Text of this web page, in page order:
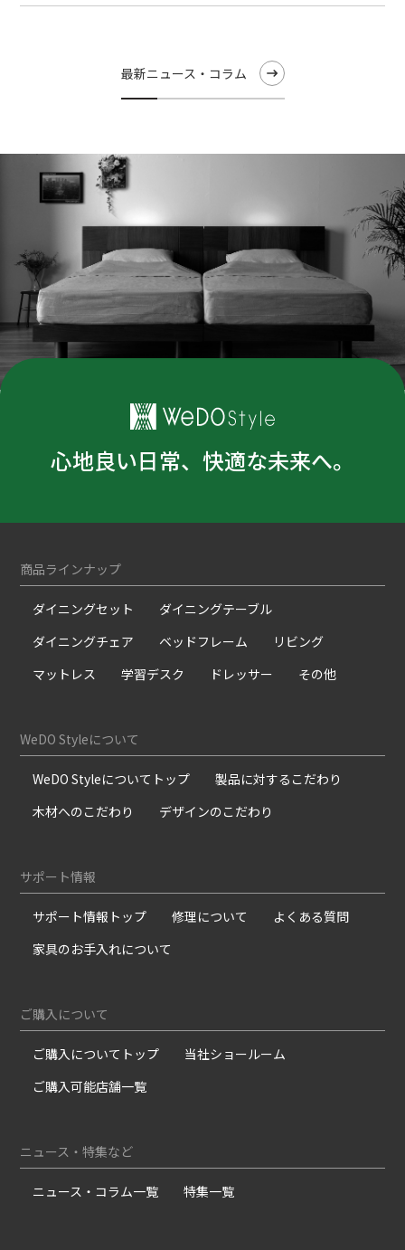
最新ニュース・コラム
心地良い日常、快適な未来へ。
商品ラインナップ
ダイニングセット
ダイニングテーブル
ダイニングチェア
ベッドフレーム
リビング
マットレス
学習デスク ドレッサー その他
WeDO Styleについて
WeDO Styleについてトップ
製品に対するこだわり
木材へのこだわり
デザインのこだわり
サポート情報
サポート情報トップ 修理について
よくある質問
家具のお手入れについて
ご購入について
ご購入についてトップ
当社ショールーム
ご購入可能店舗一覧
ニュース・特集など
ニュース・コラム一覧 特集一覧